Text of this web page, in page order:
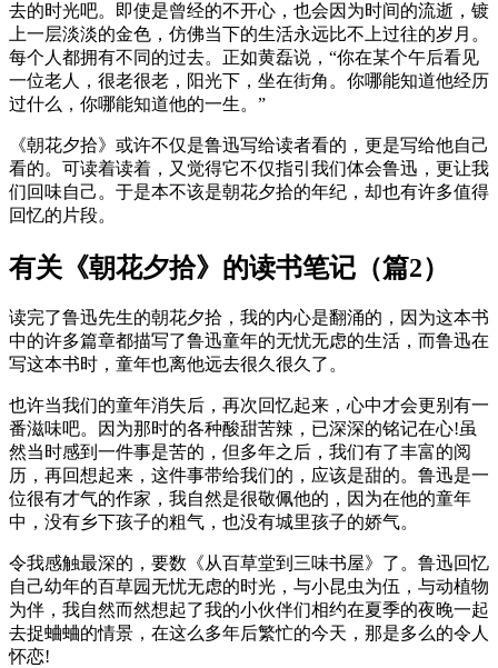
去的时光吧。即使是曾经的不开心，也会因为时间的流逝，镀
上一层淡淡的金色，仿佛当下的生活永远比不上过往的岁月。
每个人都拥有不同的过去。正如黄磊说，“你在某个午后看见
一位老人，很老很老，阳光下，坐在街角。你哪能知道他经历
过什么，你哪能知道他的一生。”
《朝花夕拾》或许不仅是鲁迅写给读者看的，更是写给他自己
看的。可读着读着，又觉得它不仅指引我们体会鲁迅，更让我
们回味自己。于是本不该是朝花夕拾的年纪，却也有许多值得
回忆的片段。
有关《朝花夕拾》的读书笔记（篇2）
读完了鲁迅先生的朝花夕拾，我的内心是翻涌的，因为这本书
中的许多篇章都描写了鲁迅童年的无忧无虑的生活，而鲁迅在
写这本书时，童年也离他远去很久很久了。
也许当我们的童年消失后，再次回忆起来，心中才会更别有一
番滋味吧。因为那时的各种酸甜苦辣，已深深的铭记在心!虽
然当时感到一件事是苦的，但多年之后，我们有了丰富的阅
历，再回想起来，这件事带给我们的，应该是甜的。鲁迅是一
位很有才气的作家，我自然是很敬佩他的，因为在他的童年
中，没有乡下孩子的粗气，也没有城里孩子的娇气。
令我感触最深的，要数《从百草堂到三味书屋》了。鲁迅回忆
自己幼年的百草园无忧无虑的时光，与小昆虫为伍，与动植物
为伴，我自然而然想起了我的小伙伴们相约在夏季的夜晚一起
去捉蛐蛐的情景，在这么多年后繁忙的今天，那是多么的令人
怀恋!